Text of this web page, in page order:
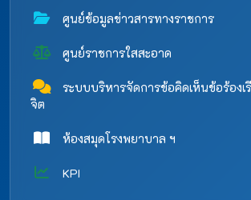
ศูนย์ข้อมูลข่าวสารทางราชการ
ศูนย์ราชการใสสะอาด
ระบบบริหารจัดการข้อคิดเห็นข้อร้อง
จิต
ห้องสมุดโรงพยาบาล ฯ
KPI